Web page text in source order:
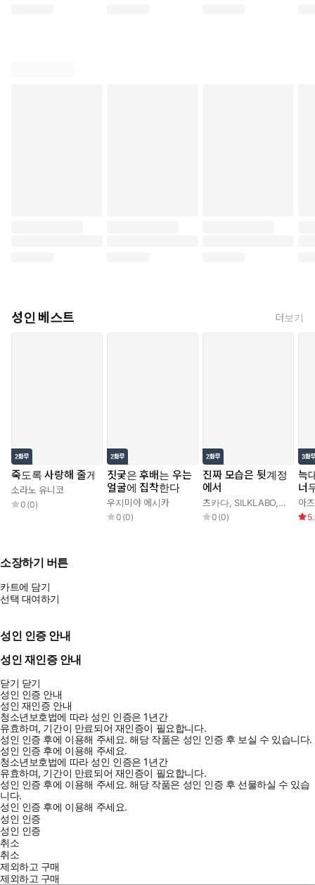
성인 베스트 더보기
죽도록 사랑해 줄게
소라노 유니코
0 (0)
짓궂은 후배는 우는
얼굴에 집착한다
우지미야 에시카
0 (0)
진짜 모습은 뒷계정
에서
츠카다, SILKLABO, 로만
0 (0)
늑
너
아
소장하기 버튼
카트에 담기
선택 대여하기
성인 인증 안내
성인 재인증 안내
닫기 닫기
성인 인증 안내
성인 재인증 안내
청소년보호법에 따라 성인 인증은 1년간
유효하며, 기간이 만료되어 재인증이 필요합니다.
성인 인증 후에 이용해 주세요.해당 작품은 성인 인증 후 보실 수 있습니다.
성인 인증 후에 이용해 주세요.
청소년보호법에 따라 성인 인증은 1년간
유효하며, 기간이 만료되어 재인증이 필요합니다.
성인 인증 후에 이용해 주세요.해당 작품은 성인 인증 후 선물하실 수 있습
니다.
성인 인증 후에 이용해 주세요.
성인 인증
성인 인증
취소
취소
제외하고 구매
제외하고 구매